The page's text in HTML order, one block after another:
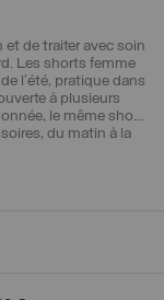
de traiter avec soin
Les shorts femme
l’été, pratique dans
à plusieurs
le même short
du matin à la
faire évoluer chaque